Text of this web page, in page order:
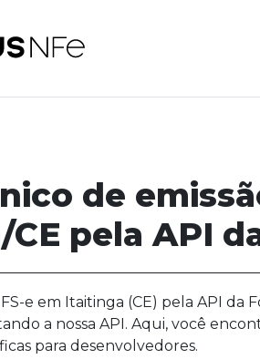
de
pela API
e em Itaitinga (CE) pela API da
a nossa API. Aqui, você
para desenvolvedores.